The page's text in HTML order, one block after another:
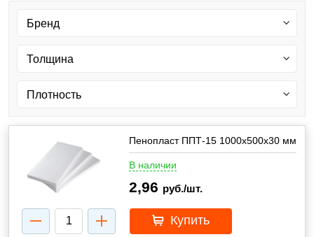
Пенопласт ППТ-15 1000х500х30 мм
В наличии
2,96 руб./шт.
Купить